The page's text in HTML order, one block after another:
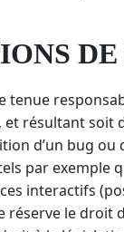
tenue
, et résultant soit
d’un bug
par exemple
interactifs
réserve le droit